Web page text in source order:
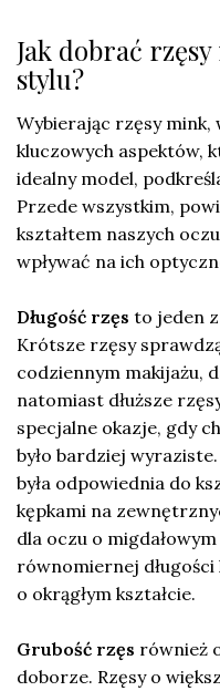
Jak dobrać
stylu?
Wybierając rzęsy
kluczowych aspektów,
idealny model,
Przede wszystkim,
kształtem naszych
wpływać na ich
Długość rzęs to jeden
Krótsze rzęsy
codziennym makijażu,
natomiast dłuższe
specjalne okazje, gdy
było bardziej
była odpowiednia do
kępkami na
dla oczu o
równomiernej
o okrągłym kształcie.
Grubość rzęs również
doborze. Rzęsy o